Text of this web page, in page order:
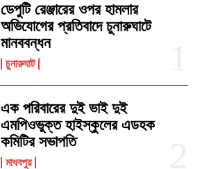
ডেপুটি রেঞ্জারের ওপর হামলার
অভিযোগের প্রতিবাদে চুনারুঘাটে
মানববন্ধন
চুনারুঘাট
এক পরিবারের দুই ভাই দুই
এমপিওভুক্ত হাইস্কুলের এডহক
কমিটির সভাপতি
মাধবপুর